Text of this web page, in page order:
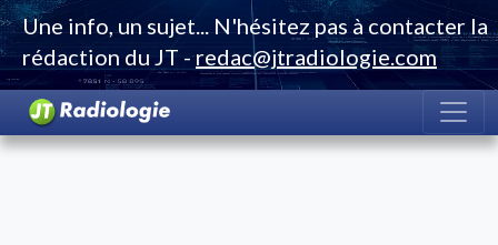
Une info, un sujet... N'hésitez pas à contacter la
rédaction du JT -redac@jtradiologie.com